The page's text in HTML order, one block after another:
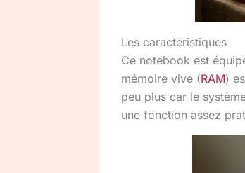
Les caractéristiques
Ce notebook est
mémoire vive (RAM)
peu plus car le
une fonction assez